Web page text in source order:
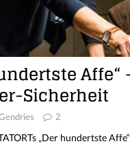
Sicherheit
2
„Der hundertste